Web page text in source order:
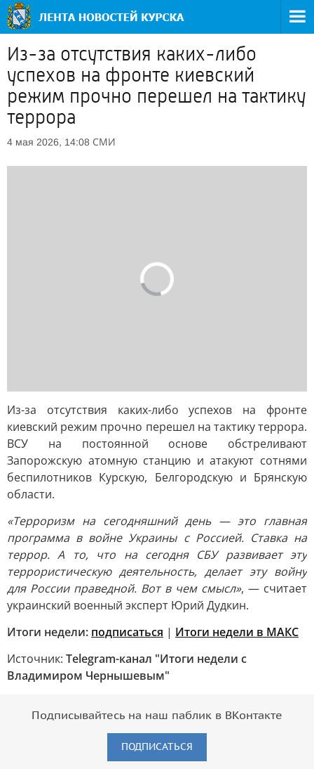
Из-за отсутствия каких-либо
успехов на фронте киевский
режим прочно перешел на тактику
террора
4 мая 2026, 14:08 СМИ
Из-за отсутствия каких-либо успехов на фронте
киевский режим прочно перешел на тактику террора.
ВСУ на постоянной основе обстреливают
Запорожскую атомную станцию и атакуют сотнями
беспилотников Курскую, Белгородскую и Брянскую
области.
«Терроризм на сегодняшний день — это главная
программа в войне Украины с Россией. Ставка на
террор. А то, что на сегодня СБУ развивает эту
террористическую деятельность, делает эту войну
для России праведной. Вот в чем смысл», — считает
украинский военный эксперт Юрий Дудкин.
Итоги недели: подписаться | Итоги недели в МАКС
Источник: Telegram-канал "Итоги недели с
Владимиром Чернышевым"
Подписывайтесь на наш паблик в ВКонтакте
ПОДПИСАТЬСЯ